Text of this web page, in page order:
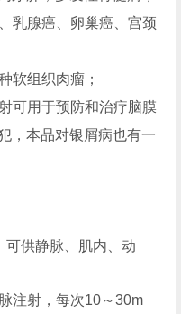
乳腺癌、卵巢癌、宫颈
软组织肉瘤；
可用于预防和治疗脑膜
，本品对银屑病也有一
可供静脉、肌内、动
注射，每次10～30m